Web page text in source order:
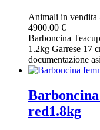
Animali in vendita
4900.00 €
Barboncina
1.2kg Garrese 17
documentazione
red1.8kg